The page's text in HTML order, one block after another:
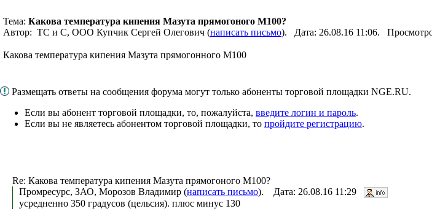
Тема: Какова температура кипения Мазута прямогоного М100?
Автор: ТС и С, ООО Купчик Сергей Олегович (написать письмо). Дата: 26.08.16 11:06.
Какова температура кипения Мазута прямогонного М100
Размещать ответы на сообщения форума могут только абоненты торговой площадки NGE.RU.
Если вы абонент торговой площадки, то, пожалуйста, введите логин и пароль.
Если вы не являетесь абонентом торговой площадки, то пройдите регистрацию.
Re: Какова температура кипения Мазута прямогоного М100?
Промресурс, ЗАО, Морозов Владимир (написать письмо). Дата: 26.08.16 11:29
усредненно 350 градусов (цельсия). плюс минус 130